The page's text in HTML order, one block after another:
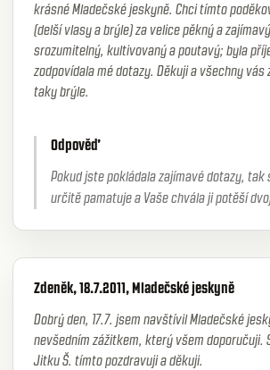
krásné Mladečské jeskyně. Chci tímto
(delší vlasy a brýle) za velice pěkný a
srozumitelný, kultivovaný a poutavý; byla
zodpovídala mé dotazy. Děkuji a všechny
taky brýle.
Odpověď
Pokud jste pokládala zajímavé dotazy, tak
určitě pamatuje a Vaše
Zdeněk, 18.7.2011, Mladečské jeskyně
Dobrý den, 17.7. jsem navštívil Mladečské
nevšedním zážitkem, který všem doporučuji.
Jitku Š. tímto pozdravuji a děkuji.